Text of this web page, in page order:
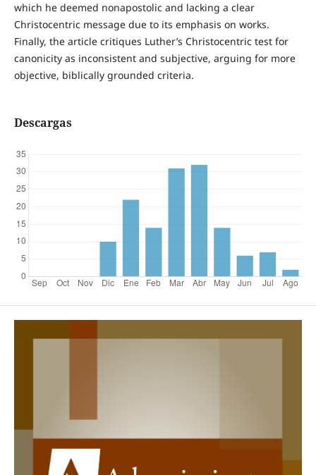
which he deemed nonapostolic and lacking a clear
Christocentric message due to its emphasis on works.
Finally, the article critiques Luther’s Christocentric test for
canonicity as inconsistent and subjective, arguing for more
objective, biblically grounded criteria.
Descargas